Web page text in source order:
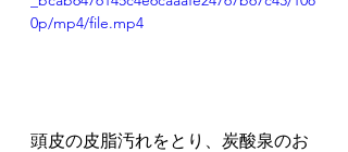
0p/mp4/file.mp4
頭皮の皮脂汚れをとり、炭酸泉のお